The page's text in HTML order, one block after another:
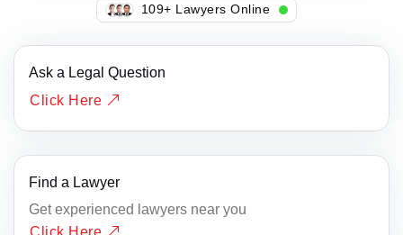
110+ Lawyers Online
Ask a Legal Question
Click Here
Find a Lawyer
Get experienced lawyers near you
Click Here